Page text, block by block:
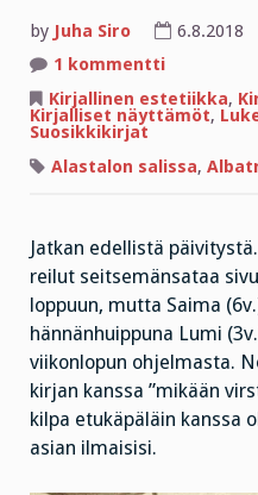
by Juha Siro 6.8.2018
1 kommenttiartikkeliin
vastaan
valtameri,
mutta
huolta
on
Kirjallinen estetiikka,
Kirjalliset näyttämöt,
Suosikkikirjat
Alastalon salissa,
Jatkan edellistä
reilut seitsemänsataa
loppuun, mutta Saima
hännänhuippuna Lumi
viikonlopun ohjelmasta.
kirjan kanssa ”mikään
kilpa etukäpäläin kanssa
asian ilmaisisi.